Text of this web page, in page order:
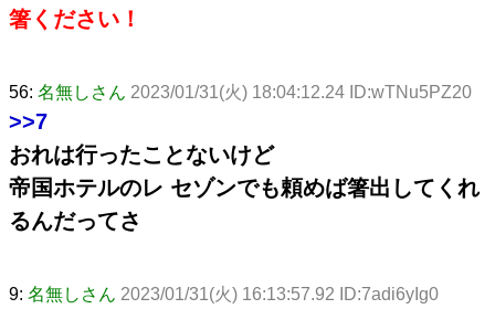
箸ください！
56: 名無しさん 2023/01/31(火) 18:04:12.24 ID:wTNu5PZ20
>>7
おれは行ったことないけど
帝国ホテルのレ セゾンでも頼めば箸出してくれ
るんだってさ
9: 名無しさん 2023/01/31(火) 16:13:57.92 ID:7adi6yIg0